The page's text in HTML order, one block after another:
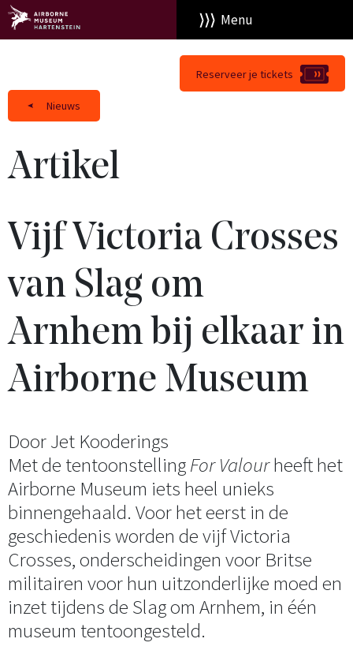
Menu
Reserveer je tickets
Nieuws
Artikel
Vijf Victoria Crosses
van Slag om
Arnhem bij elkaar in
Airborne Museum
Door Jet Kooderings
Met de tentoonstellingFor Valourheeft het
Airborne Museum iets heel unieks
binnengehaald. Voor het eerst in de
geschiedenis worden de vijf Victoria
Crosses, onderscheidingen voor Britse
militairen voor hun uitzonderlijke moed en
inzet tijdens de Slag om Arnhem, in één
museum tentoongesteld.